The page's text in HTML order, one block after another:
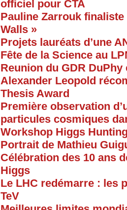
officiel pour CTA
Pauline Zarrouk
Walls »
Projets lauréats d’une
Fête de la Science au
Reunion du GDR DuPhy
Alexander Leopold
Thesis Award
Première observation
particules cosmiques
Workshop Higgs
Portrait de Mathieu
Célébration des 10 ans
Higgs
Le LHC redémarre : les
TeV